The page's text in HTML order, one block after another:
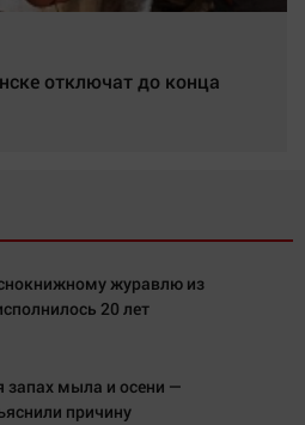
отключат до конца
журавлю из
20 лет
запах мыла и осени —
причину